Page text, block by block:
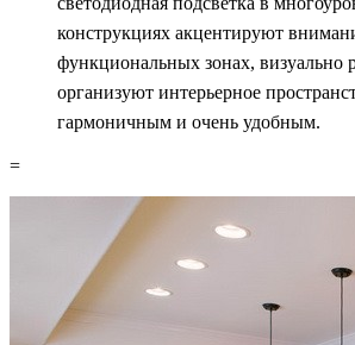
конструкциях акцентируют
функциональных зонах, визуально
организуют интерьерное
гармоничным и очень удобным.
=